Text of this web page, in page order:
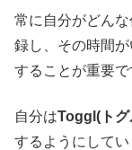
常に自分がどん
録し、その時間
することが重要で
自分はToggl(トグ
するようにしてい